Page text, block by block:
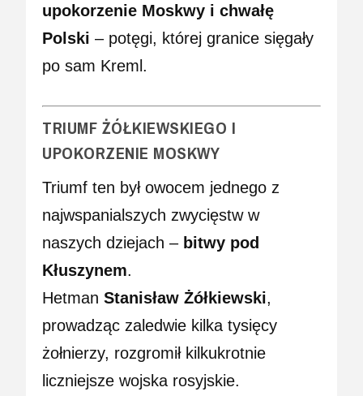
upokorzenie Moskwy i chwałę
Polski – potęgi, której granice sięgały
po sam Kreml.
TRIUMF ŻÓŁKIEWSKIEGO I
UPOKORZENIE MOSKWY
Triumf ten był owocem jednego z
najwspanialszych zwycięstw w
naszych dziejach – bitwy pod
Kłuszynem.
HetmanStanisław Żółkiewski,
prowadząc zaledwie kilka tysięcy
żołnierzy, rozgromił kilkukrotnie
liczniejsze wojska rosyjskie.